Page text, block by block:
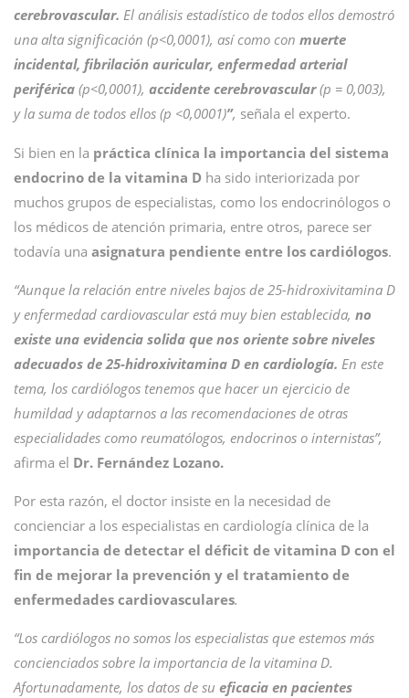
cerebrovascular. El análisis estadístico de todos ellos demostró
una alta significación (p<0,0001), así como con muerte
incidental, fibrilación auricular, enfermedad arterial
periférica (p<0,0001), accidente cerebrovascular(p = 0,003),
y la suma de todos ellos (p <0,0001)”, señala el experto.
Si bien en la práctica clínica la importancia del sistema
endocrino de la vitamina D ha sido interiorizada por
muchos grupos de especialistas, como los endocrinólogos o
los médicos de atención primaria, entre otros, parece ser
todavía una asignatura pendiente entre los cardiólogos.
“Aunque la relación entre niveles bajos de 25-hidroxivitamina D
y enfermedad cardiovascular está muy bien establecida, no
existe una evidencia solida que nos oriente sobre niveles
adecuados de 25-hidroxivitamina D en cardiología. En este
tema, los cardiólogos tenemos que hacer un ejercicio de
humildad y adaptarnos a las recomendaciones de otras
especialidades como reumatólogos, endocrinos o internistas”,
afirma el Dr. Fernández Lozano.
Por esta razón, el doctor insiste en la necesidad de
concienciar a los especialistas en cardiología clínica de la
importancia de detectar el déficit de vitamina D con el
fin de mejorar la prevención y el tratamiento de
enfermedades cardiovasculares.
“Los cardiólogos no somos los especialistas que estemos más
concienciados sobre la importancia de la vitamina D.
Afortunadamente, los datos de su eficacia en pacientes